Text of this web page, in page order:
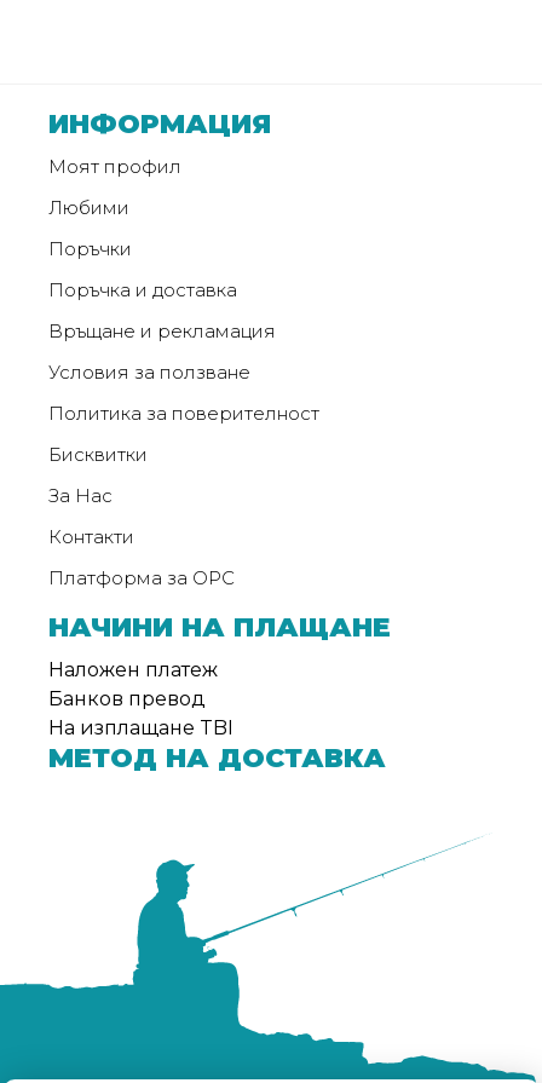
ИНФОРМАЦИЯ
Моят профил
Любими
Поръчки
Поръчка и доставка
Връщане и рекламация
Условия за ползване
Политика за поверителност
Бисквитки
За Нас
Контакти
Платформа за ОРС
НАЧИНИ НА ПЛАЩАНЕ
Наложен платеж
Банков превод
На изплащане TBI
МЕТОД НА ДОСТАВКА